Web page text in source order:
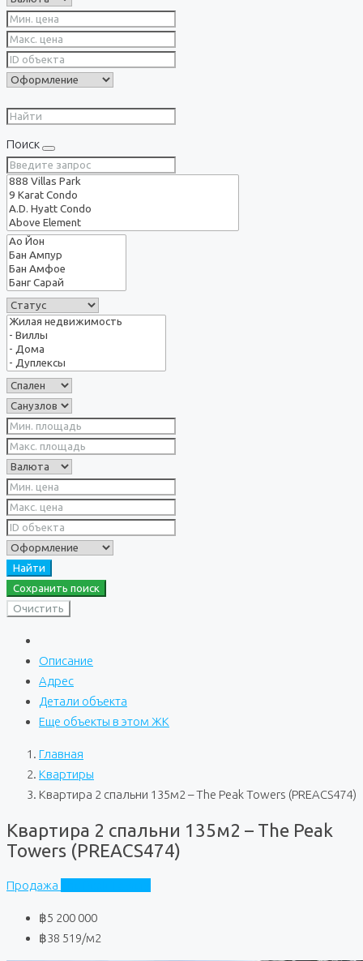
Поиск
Найти
Сохранить поиск
Очистить
Описание
Адрес
Детали объекта
Еще объекты в этом ЖК
Главная
Квартиры
Квартира 2 спальни 135м2 – The Peak Towers (PREACS474)
Квартира 2 спальни 135м2 – The Peak
Towers (PREACS474)
Продажа
฿5 200 000
฿38 519/м2